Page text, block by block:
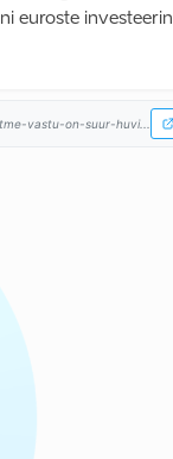
euroste
vastu-on-suur-huvi...